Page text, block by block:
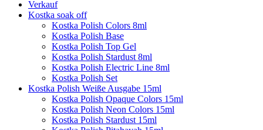
Verkauf
Kostka soak off
Kostka Polish Colors 8ml
Kostka Polish Base
Kostka Polish Top Gel
Kostka Polish Stardust 8ml
Kostka Polish Electric Line 8ml
Kostka Polish Set
Kostka Polish Weiße Ausgabe 15ml
Kostka Polish Opaque Colors 15ml
Kostka Polish Neon Colors 15ml
Kostka Polish Stardust 15ml